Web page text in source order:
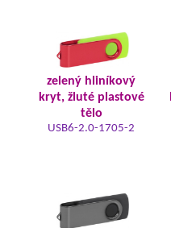
zelený hliníkový
kryt, žluté plastové
tělo
USB6-2.0-1705-2